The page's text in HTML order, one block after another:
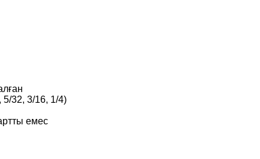
32, 3/16, 1/4)
емес